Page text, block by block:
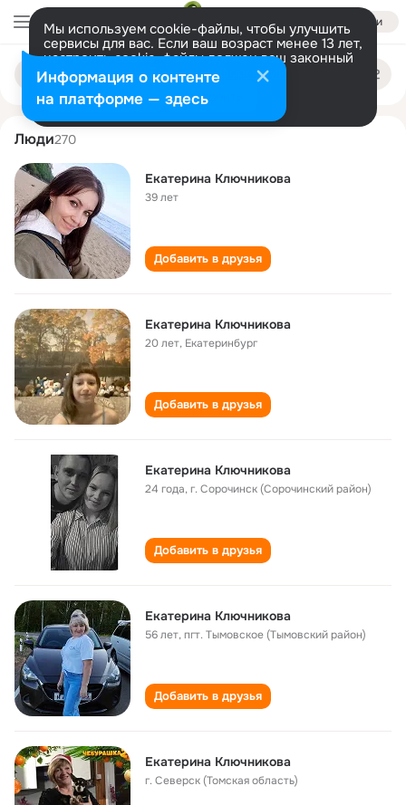
Войти
Мы используем cookie-файлы, чтобы улучшить
сервисы для вас. Если ваш возраст менее 13 лет,
настроить cookie-файлы должен ваш законный
представитель. Больше информации
Разрешить все Настроить
Поиск
людям
ekaterina klyuchnikova
Люди270
Екатерина Ключникова
39 лет
Добавить в друзья
Екатерина Ключникова
20 лет, Екатеринбург
Добавить в друзья
Екатерина Ключникова
24 года,г. Сорочинск (Сорочинский район)
Добавить в друзья
Екатерина Ключникова
56 лет,пгт. Тымовское (Тымовский район)
Добавить в друзья
Екатерина Ключникова
г. Северск (Томская область)
Информация о контенте
на платформе — здесь